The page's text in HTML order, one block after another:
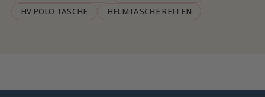
HV POLO TASCHE
HELMTASCHE REITEN